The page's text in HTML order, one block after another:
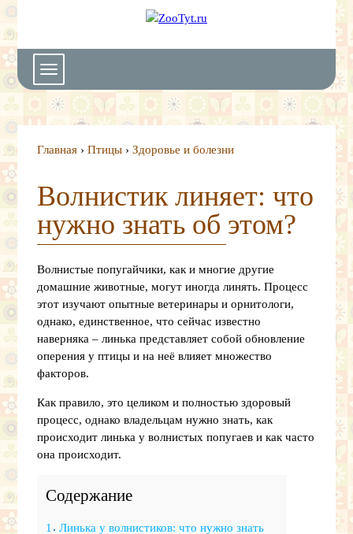
портал
животных
Toggle
navigation
Главная ›Птицы ›Здоровье и болезни
Волнистик линяет: что
нужно знать об этом?
Волнистые попугайчики, как и многие другие
домашние животные, могут иногда линять. Процесс
этот изучают опытные ветеринары и орнитологи,
однако, единственное, что сейчас известно
наверняка – линька представляет собой обновление
оперения у птицы и на неё влияет множество
факторов.
Как правило, это целиком и полностью здоровый
процесс, однако владельцам нужно знать, как
происходит линька у волнистых попугаев и как часто
она происходит.
Содержание
1
Линька у волнистиков: что нужно знать